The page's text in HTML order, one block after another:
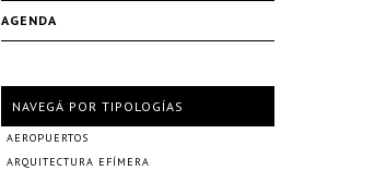
AGENDA
NAVEGÁ POR TIPOLOGÍAS
AEROPUERTOS
ARQUITECTURA EFÍMERA